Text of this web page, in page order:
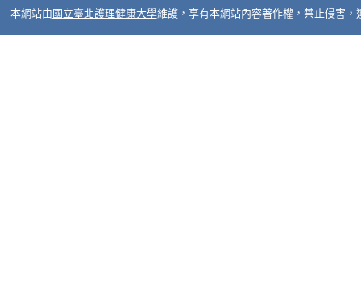
本網站由 國立臺北護理健康大學維護，享有本網站內容著作權，禁止侵害，